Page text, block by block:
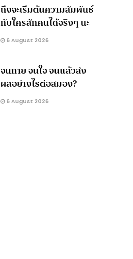
ถึงจะเริ่มต้นความสัมพันธ์
กับใครสักคนได้จริงๆ นะ
6 August 2026
จนกาย จนใจ จนแล้วส่ง
ผลอย่างไรต่อสมอง?
6 August 2026